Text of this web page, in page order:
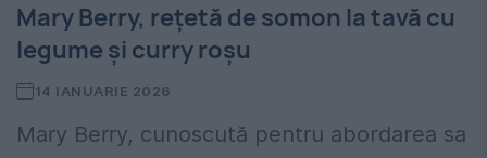
Mary Berry, rețetă de somon la tavă cu
legume și curry roșu
14 IANUARIE 2026
Mary Berry, cunoscută pentru abordarea sa